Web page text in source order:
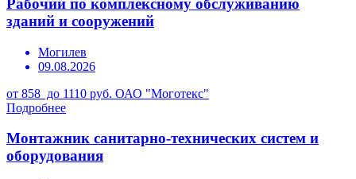
Рабочий по комплексному обслуживанию
зданий и сооружений
Могилев
09.08.2026
от 858 до 1110 руб. ОАО "Моготекс"
Подробнее
Монтажник санитарно-технических систем и
оборудования